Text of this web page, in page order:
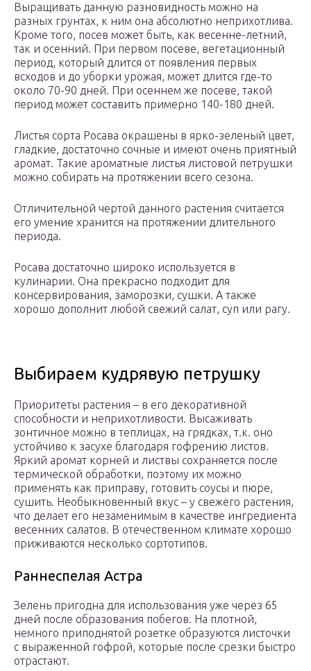
Выращивать данную разновидность можно на
разных грунтах, к ним она абсолютно неприхотлива.
Кроме того, посев может быть, как весенне-летний,
так и осенний. При первом посеве, вегетационный
период, который длится от появления первых
всходов и до уборки урожая, может длится где-то
около 70-90 дней. При осеннем же посеве, такой
период может составить примерно 140-180 дней.
Листья сорта Росава окрашены в ярко-зеленый цвет,
гладкие, достаточно сочные и имеют очень приятный
аромат. Такие ароматные листья листовой петрушки
можно собирать на протяжении всего сезона.
Отличительной чертой данного растения считается
его умение хранится на протяжении длительного
периода.
Росава достаточно широко используется в
кулинарии. Она прекрасно подходит для
консервирования, заморозки, сушки. А также
хорошо дополнит любой свежий салат, суп или рагу.
Выбираем кудрявую петрушку
Приоритеты растения – в его декоративной
способности и неприхотливости. Высаживать
зонтичное можно в теплицах, на грядках, т.к. оно
устойчиво к засухе благодаря гофрению листов.
Яркий аромат корней и листвы сохраняется после
термической обработки, поэтому их можно
применять как приправу, готовить соусы и пюре,
сушить. Необыкновенный вкус – у свежего растения,
что делает его незаменимым в качестве ингредиента
весенних салатов. В отечественном климате хорошо
приживаются несколько сортотипов.
Раннеспелая Астра
Зелень пригодна для использования уже через 65
дней после образования побегов. На плотной,
немного приподнятой розетке образуются листочки
с выраженной гофрой, которые после срезки быстро
отрастают.